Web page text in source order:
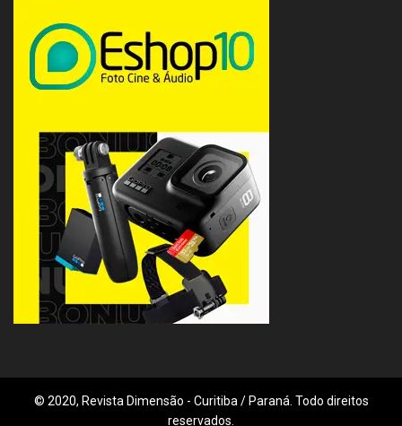
© 2020, Revista Dimensão - Curitiba / Paraná. Todo direitos
reservados.